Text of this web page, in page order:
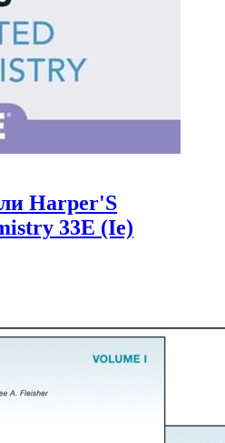
Harper'S
33E (Ie)